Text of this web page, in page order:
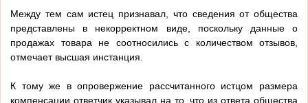
Между тем сам истец признавал, что сведения от общества
представлены в некорректном виде, поскольку данные о
продажах товара не соотносились с количеством отзывов,
отмечает высшая инстанция.
К тому же в опровержение рассчитанного истцом размера
компенсации ответчик указывал на то, что из ответа общества